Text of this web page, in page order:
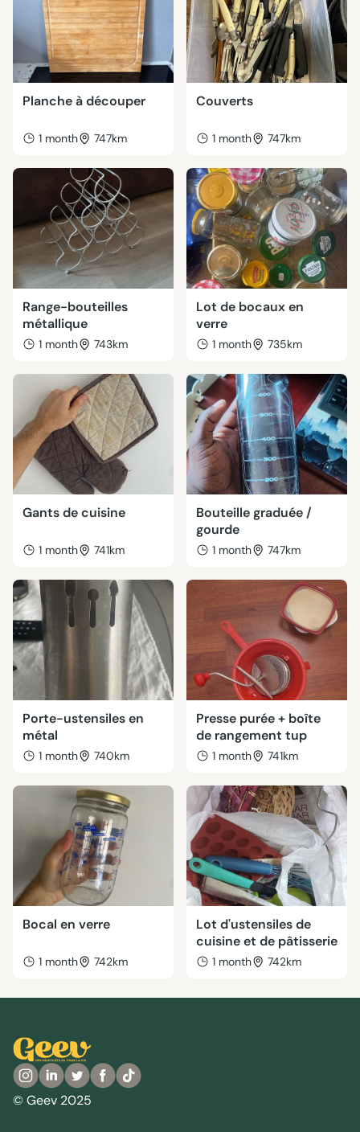
Planche à découper
1 month 747km
Couverts
1 month 747km
Range-bouteilles
métallique
1 month 743km
Lot de bocaux en
verre
1 month 735km
Gants de cuisine
1 month 741km
Bouteille graduée /
gourde
1 month 747km
Porte-ustensiles en
métal
1 month 740km
Presse purée + boîte
de rangement tup
1 month 741km
Bocal en verre
1 month 742km
Lot d'ustensiles de
cuisine et de pâtisserie
1 month 742km
© Geev 2025